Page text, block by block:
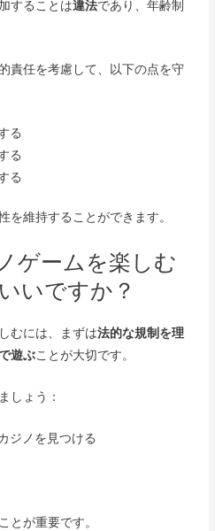
することは違法であり、年齢制
責任を考慮して、以下の点を守
る
る
る
を維持することができます。
ゲームを楽しむ
いですか？
むには、まずは法的な規制を理
遊ぶことが大切です。
しょう：
ジノを見つける
とが重要です。